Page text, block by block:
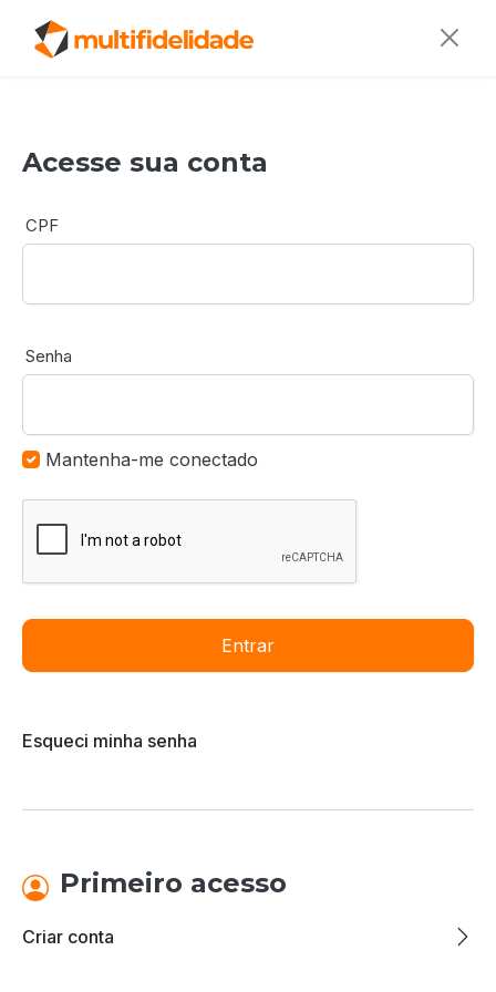
Acesse sua conta
CPF
Senha
Mantenha-me conectado
Entrar
Esqueci minha senha
Primeiro acesso
Criar conta